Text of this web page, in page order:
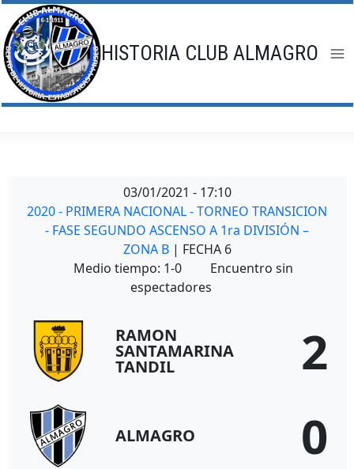
Saltar
al
contenido
HISTORIA CLUB ALMAGRO
03/01/2021 - 17:10
2020 - PRIMERA NACIONAL - TORNEO TRANSICION
- FASE SEGUNDO ASCENSO A 1ra DIVISIÓN –
ZONA B | FECHA 6
Medio tiempo: 1-0
Encuentro sin
espectadores
RAMON
SANTAMARINA
TANDIL 2
ALMAGRO 0